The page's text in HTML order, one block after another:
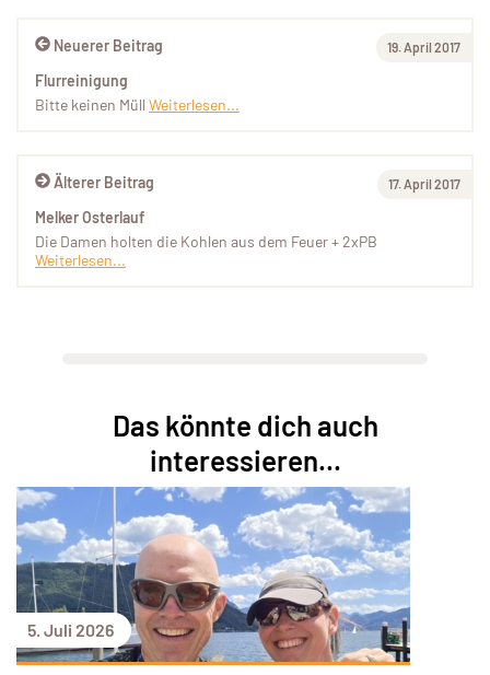
Älterer Beitrag 17. April 2017
Melker Osterlauf
Die Damen holten die Kohlen aus dem Feuer + 2xPB
Weiterlesen...
Neuerer Beitrag 19. April 2017
Flurreinigung
Bitte keinen Müll Weiterlesen...
Das könnte dich auch
interessieren...
5. Juli 2026